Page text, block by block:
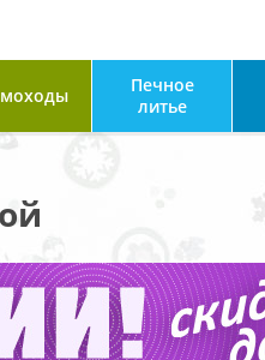
Печное
литье